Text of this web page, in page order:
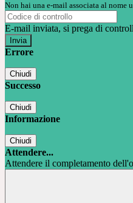
Non hai una e-mail associata al nome
E-mail inviata, si prega di
Errore
Chiudi
Successo
Chiudi
Informazione
Chiudi
Attendere...
Attendere il completamento